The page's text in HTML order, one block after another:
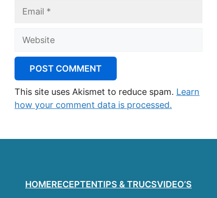
Email
Website
This site uses Akismet to reduce spam. Learn
how your comment data is processed.
HOMERECEPTENTIPS & TRUCSVIDEO’S